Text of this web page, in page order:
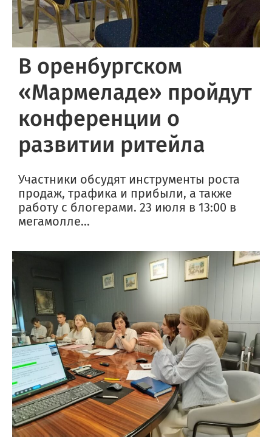
В оренбургском
«Мармеладе» пройдут
конференции о
развитии ритейла
Участники обсудят инструменты роста
продаж, трафика и прибыли, а также
работу с блогерами. 23 июля в 13:00 в
мегамолле...